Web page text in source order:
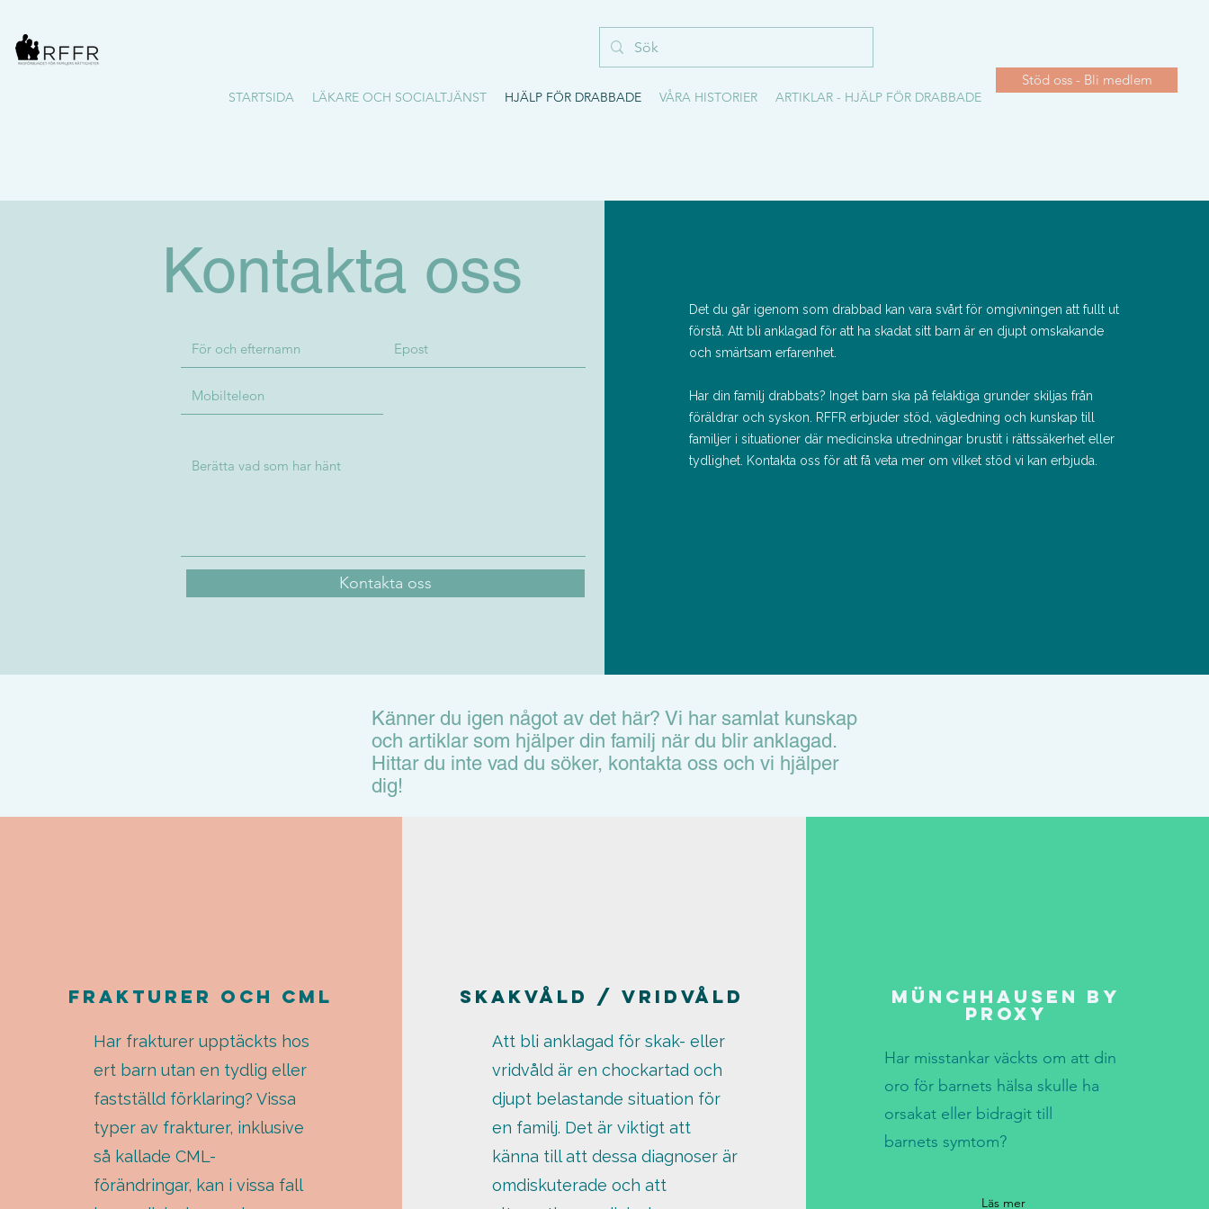
STARTSIDA LÄKARE OCH SOCIALTJÄNST HJÄLP FÖR DRABBADE VÅRA HISTORIER ARTIKLAR - HJÄLP FÖR DRABBADE
Stöd oss - Bli medlem
Kontakta oss
Kontakta oss
Det du går igenom som drabbad kan vara svårt för omgivningen att fullt ut
förstå. Att bli anklagad för att ha skadat sitt barn är en djupt omskakande
och smärtsam erfarenhet.
Har din familj drabbats? Inget barn ska på felaktiga grunder skiljas från
föräldrar och syskon.
RFFR erbjuder stöd, vägledning och kunskap till
familjer i situationer där medicinska utredningar brustit i rättssäkerhet eller
tydlighet. Kontakta oss för att få veta mer om vilket stöd vi kan erbjuda.
Känner du igen något av det här? Vi har samlat kunskap
och artiklar som hjälper din familj när du blir anklagad.
Hittar du inte vad du söker, kontakta oss och vi hjälper
dig!
FRAKTURER och CML
Har frakturer upptäckts hos
ert barn utan en tydlig eller
fastställd förklaring? Vissa
typer av frakturer, inklusive
så kallade CML-
förändringar, kan i vissa fall
SKAKVÅLD / VRIDVÅLD
Att bli anklagad för skak- eller
vridvåld är en chockartad och
djupt belastande situation för
en familj. Det är viktigt att
känna till att dessa diagnoser är
omdiskuterade och att
münchhausen by
proxy
Har misstankar väckts om att din
oro för barnets hälsa skulle ha
orsakat eller bidragit till
barnets symtom?
Läs mer